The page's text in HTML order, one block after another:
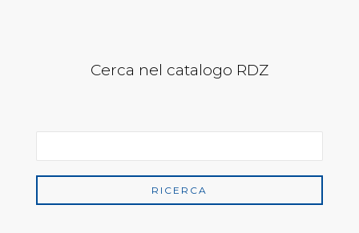
Cerca nel catalogo RDZ